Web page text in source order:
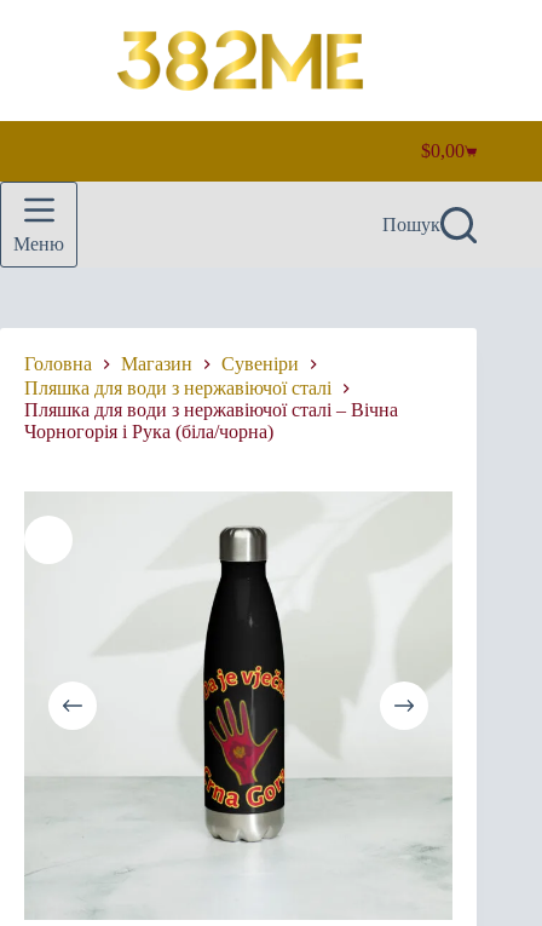
Кошик
$0,00
Меню
Пошук
Головна Магазин
Сувеніри
Пляшка для води з нержавіючої сталі
Пляшка для води з нержавіючої сталі – Вічна
Чорногорія і Рука (біла/чорна)